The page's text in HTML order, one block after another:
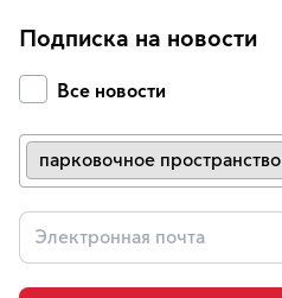
Подписка на новости
Все новости
парковочное пространство